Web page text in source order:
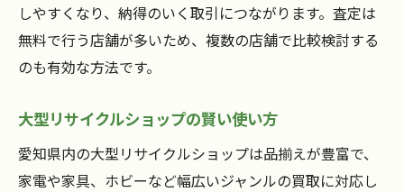
しやすくなり、納得のいく取引につながります。査定は
無料で行う店舗が多いため、複数の店舗で比較検討する
のも有効な方法です。
大型リサイクルショップの賢い使い方
愛知県内の大型リサイクルショップは品揃えが豊富で、
家電や家具、ホビーなど幅広いジャンルの買取に対応し